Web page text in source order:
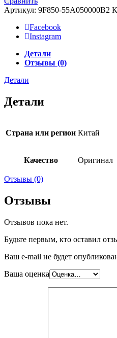
Артикул: 9F850-55A050000B2
Facebook
Instagram
Детали
Отзывы (0)
Детали
Детали
Страна или регион Китай
Качество Оригинал
Отзывы (0)
Отзывы
Отзывов пока нет.
Будьте первым, кто оставил
Ваш e-mail не будет
Ваша оценка